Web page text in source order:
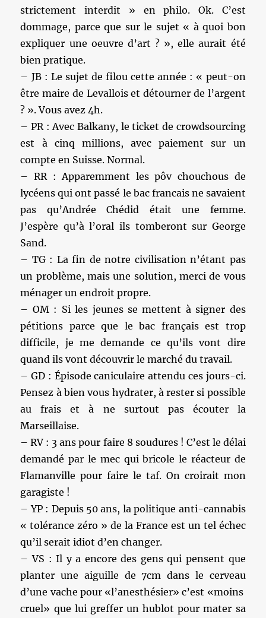
strictement interdit » en philo. Ok. C’est
dommage, parce que sur le sujet « à quoi bon
expliquer une oeuvre d’art ? », elle aurait été
bien pratique.
– JB : Le sujet de filou cette année : « peut-on
être maire de Levallois et détourner de l’argent
? ». Vous avez 4h.
– PR : Avec Balkany, le ticket de crowdsourcing
est à cinq millions, avec paiement sur un
compte en Suisse. Normal.
– RR : Apparemment les pôv chouchous de
lycéens qui ont passé le bac francais ne savaient
pas qu’Andrée Chédid était une femme.
J’espère qu’à l’oral ils tomberont sur George
Sand.
– TG : La fin de notre civilisation n’étant pas
un problème, mais une solution, merci de vous
ménager un endroit propre.
– OM : Si les jeunes se mettent à signer des
pétitions parce que le bac français est trop
difficile, je me demande ce qu’ils vont dire
quand ils vont découvrir le marché du travail.
– GD : Épisode caniculaire attendu ces jours-ci.
Pensez à bien vous hydrater, à rester si possible
au frais et à ne surtout pas écouter la
Marseillaise.
– RV : 3 ans pour faire 8 soudures ! C’est le délai
demandé par le mec qui bricole le réacteur de
Flamanville pour faire le taf. On croirait mon
garagiste !
– YP : Depuis 50 ans, la politique anti-cannabis
« tolérance zéro » de la France est un tel échec
qu’il serait idiot d’en changer.
– VS : Il y a encore des gens qui pensent que
planter une aiguille de 7cm dans le cerveau
d’une vache pour «l’anesthésier» c’est «moins
cruel» que lui greffer un hublot pour mater sa